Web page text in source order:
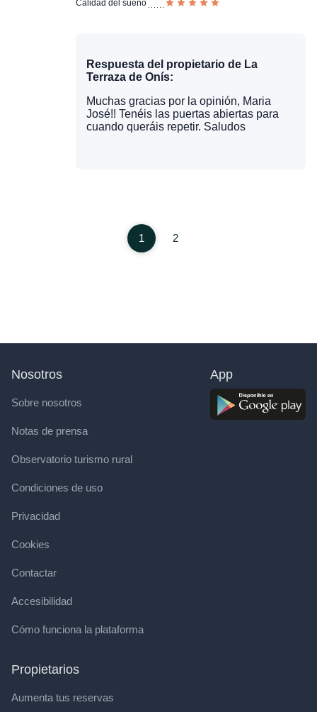
Calidad del sueño
Respuesta del propietario de La
Terraza de Onís:
Muchas gracias por la opinión, Maria
José!! Tenéis las puertas abiertas para
cuando queráis repetir. Saludos
1 2
Nosotros
Sobre nosotros
Notas de prensa
Observatorio turismo rural
Condiciones de uso
Privacidad
Cookies
Contactar
Accesibilidad
Cómo funciona la plataforma
Propietarios
Aumenta tus reservas
App